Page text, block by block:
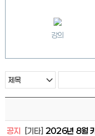
강의
공지 [기타] 2026년 8월 카